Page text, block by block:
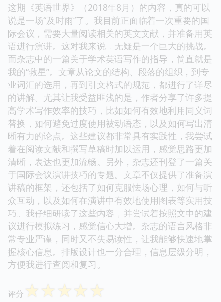
这期《英语世界》（2018年8月）的内容，真的可以
说是一场“及时雨”了。我目前正面临着一次重要的国
际会议，需要大量阅读相关的英文文献，并准备用英
语进行演讲。这对我来说，无疑是一个巨大的挑战。
而杂志中的一篇关于学术英语写作的指导，简直就是
我的“救星”。文章从论文的结构、段落的组织，到专
业词汇的选用，再到引文格式的规范，都进行了详尽
的讲解。尤其让我受益匪浅的是，作者分享了许多提
高学术写作效率的技巧，比如如何有效地利用同义词
替换，如何避免过度使用被动语态，以及如何写出清
晰有力的论点。这些建议都非常具有实践性，我尝试
着在阅读文献和撰写草稿时加以运用，感觉思路更加
清晰，表达也更加流畅。另外，杂志还刊登了一篇关
于国际会议演讲技巧的专题。文章不仅提供了准备演
讲稿的框架，还包括了如何克服怯场心理，如何与听
众互动，以及如何在演讲中有效地使用图表等实用技
巧。我仔细研读了这些内容，并尝试着按照文中的建
议进行模拟练习，感觉信心大增。杂志的语言风格非
常专业严谨，同时又不失易读性，让我能够快速地掌
握核心信息。排版设计也十分合理，信息层级分明，
方便我进行查阅和复习。
评分 ☆☆☆☆☆